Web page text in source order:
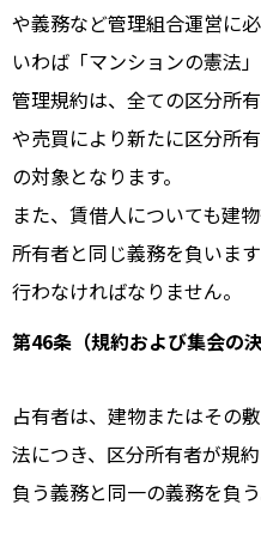
や義務など管理組合運営に
いわば「マンションの憲法」
管理規約は、全ての区分所
や売買により新たに区分所
の対象となります。
また、賃借人についても建
所有者と同じ義務を負いま
行わなければなりません。
第46条（規約および集会の決
占有者は、建物またはその
法につき、区分所有者が規
負う義務と同一の義務を負う